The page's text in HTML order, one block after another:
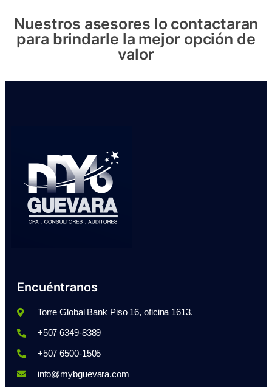
Nuestros asesores lo contactaran
para brindarle la mejor opción de
valor
Encuéntranos
Torre Global Bank Piso 16, oficina 1613.
+507 6349-8389
+507 6500-1505
info@mybguevara.com